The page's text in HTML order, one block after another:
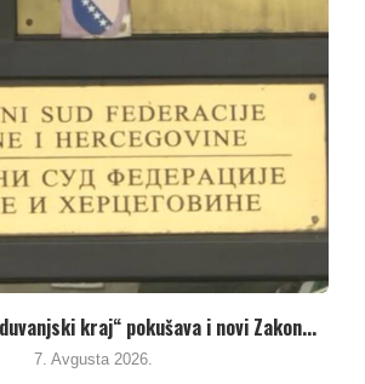
naknada vlasti u Republici Srpskoj
pune...